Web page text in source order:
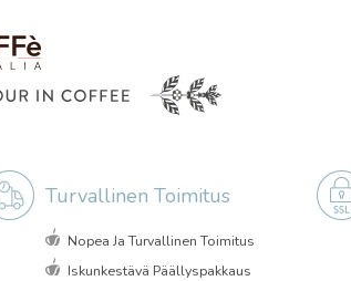
Turvallinen Toimitus
Nopea Ja Turvallinen Toimitus
Iskunkestävä Päällyspakkaus